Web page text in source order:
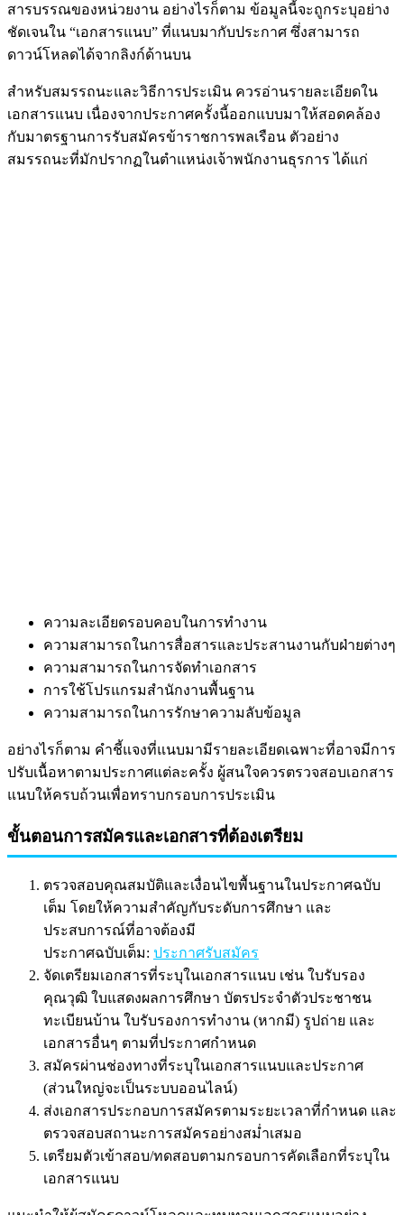
สารบรรณของหน่วยงาน อย่างไรก็ตาม ข้อมูลนี้จะถูกระบุอย่าง
ชัดเจนใน “เอกสารแนบ” ที่แนบมากับประกาศ ซึ่งสามารถ
ดาวน์โหลดได้จากลิงก์ด้านบน
สำหรับสมรรถนะและวิธีการประเมิน ควรอ่านรายละเอียดใน
เอกสารแนบ เนื่องจากประกาศครั้งนี้ออกแบบมาให้สอดคล้อง
กับมาตรฐานการรับสมัครข้าราชการพลเรือน ตัวอย่าง
สมรรถนะที่มักปรากฏในตำแหน่งเจ้าพนักงานธุรการ ได้แก่
ความละเอียดรอบคอบในการทำงาน
ความสามารถในการสื่อสารและประสานงานกับฝ่ายต่างๆ
ความสามารถในการจัดทำเอกสาร
การใช้โปรแกรมสำนักงานพื้นฐาน
ความสามารถในการรักษาความลับข้อมูล
อย่างไรก็ตาม คำชี้แจงที่แนบมามีรายละเอียดเฉพาะที่อาจมีการ
ปรับเนื้อหาตามประกาศแต่ละครั้ง ผู้สนใจควรตรวจสอบเอกสาร
แนบให้ครบถ้วนเพื่อทราบกรอบการประเมิน
ขั้นตอนการสมัครและเอกสารที่ต้องเตรียม
ตรวจสอบคุณสมบัติและเงื่อนไขพื้นฐานในประกาศฉบับ
เต็ม โดยให้ความสำคัญกับระดับการศึกษา และ
ประสบการณ์ที่อาจต้องมี
ประกาศฉบับเต็ม: ประกาศรับสมัคร
จัดเตรียมเอกสารที่ระบุในเอกสารแนบ เช่น ใบรับรอง
คุณวุฒิ ใบแสดงผลการศึกษา บัตรประจำตัวประชาชน
ทะเบียนบ้าน ใบรับรองการทำงาน (หากมี) รูปถ่าย และ
เอกสารอื่นๆ ตามที่ประกาศกำหนด
สมัครผ่านช่องทางที่ระบุในเอกสารแนบและประกาศ
(ส่วนใหญ่จะเป็นระบบออนไลน์)
ส่งเอกสารประกอบการสมัครตามระยะเวลาที่กำหนด และ
ตรวจสอบสถานะการสมัครอย่างสม่ำเสมอ
เตรียมตัวเข้าสอบ/ทดสอบตามกรอบการคัดเลือกที่ระบุใน
เอกสารแนบ